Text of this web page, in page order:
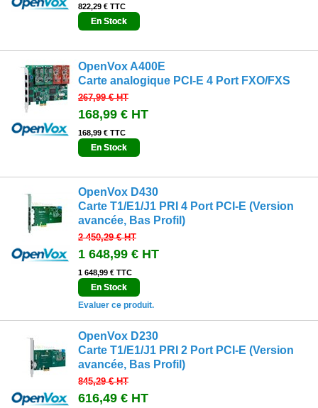
822,29 € TTC
En Stock
OpenVox A400E
Carte analogique PCI-E 4 Port FXO/FXS
267,99 €HT
168,99 € HT
168,99 € TTC
En Stock
OpenVox D430
Carte T1/E1/J1 PRI 4 Port PCI-E (Version
avancée, Bas Profil)
2 450,29 €HT
1 648,99 € HT
1 648,99 € TTC
En Stock
Evaluer ce produit.
OpenVox D230
Carte T1/E1/J1 PRI 2 Port PCI-E (Version
avancée, Bas Profil)
845,29 €HT
616,49 € HT